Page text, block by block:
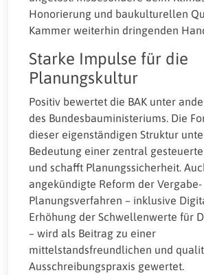
Honorierung und baukulturellen
Kammer weiterhin dringenden
Starke Impulse für die
Planungskultur
Positiv bewertet die BAK unter
des Bundesbauministeriums. Die
dieser eigenständigen Struktur
Bedeutung einer zentral
und schafft Planungssicherheit.
angekündigte Reform der Vergabe-
Planungsverfahren – inklusive
Erhöhung der Schwellenwerte für
– wird als Beitrag zu einer
mittelstandsfreundlichen und
Ausschreibungspraxis gewertet.